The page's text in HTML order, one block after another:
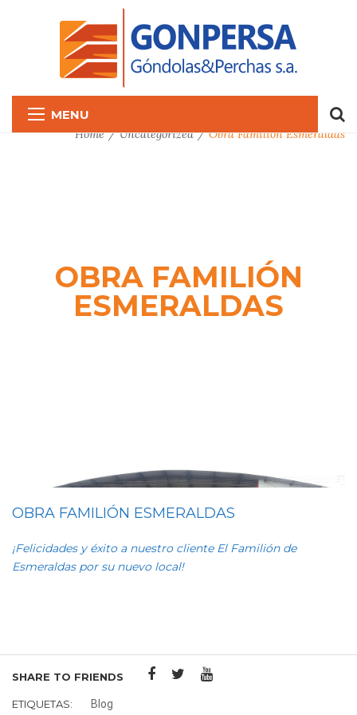
MENU
Home Uncategorized Obra Familión Esmeraldas
OBRA FAMILIÓN
ESMERALDAS
OBRA FAMILIÓN ESMERALDAS
¡Felicidades y éxito a nuestro cliente El Familión de
Esmeraldas por su nuevo local!
SHARE TO FRIENDS
ETIQUETAS: Blog